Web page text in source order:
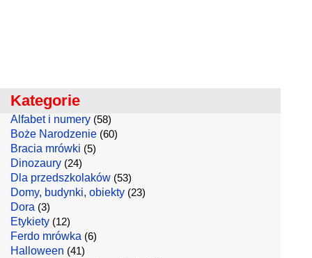
Kategorie
Alfabet i numery (58)
Boże Narodzenie (60)
Bracia mrówki (5)
Dinozaury (24)
Dla przedszkolaków (53)
Domy, budynki, obiekty (23)
Dora (3)
Etykiety (12)
Ferdo mrówka (6)
Halloween (41)